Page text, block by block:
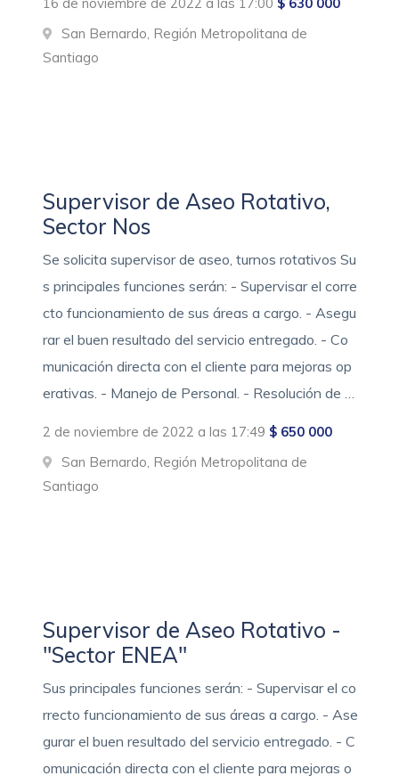
San Bernardo, Región Metropolitana de
Santiago
Supervisor de Aseo Rotativo,
Sector Nos
Se solicita supervisor de aseo, turnos rotativos Su
s principales funciones serán: - Supervisar el corre
cto funcionamiento de sus áreas a cargo. - Asegu
rar el buen resultado del servicio entregado. - Co
municación directa con el cliente para mejoras op
erativas. - Manejo de Personal. - Resolución de …
2 de noviembre de 2022 a las 17:49 $ 650 000
San Bernardo, Región Metropolitana de
Santiago
Supervisor de Aseo Rotativo -
"Sector ENEA"
Sus principales funciones serán: - Supervisar el co
rrecto funcionamiento de sus áreas a cargo. - Ase
gurar el buen resultado del servicio entregado. - C
omunicación directa con el cliente para mejoras o